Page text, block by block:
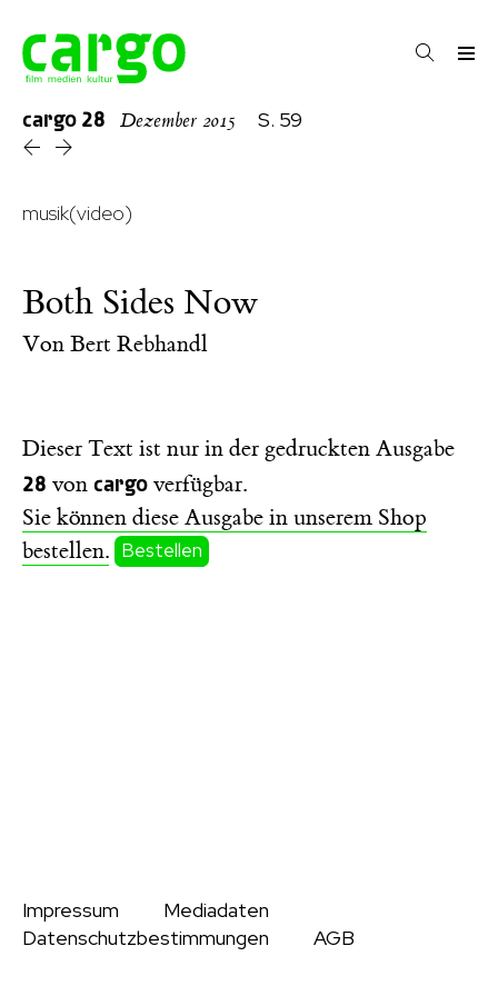
cargo 28 Dezember 2015 S. 59
musik(video)
Both Sides Now
Von Bert Rebhandl
Dieser Text ist nur in der gedruckten Ausgabe
28 von cargo verfügbar.
Sie können diese Ausgabe in unserem Shop
bestellen. Bestellen
Impressum
Mediadaten
Datenschutzbestimmungen
AGB